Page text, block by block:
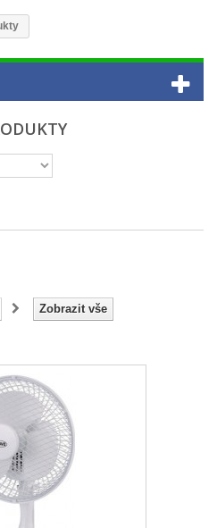
Zobrazit vše